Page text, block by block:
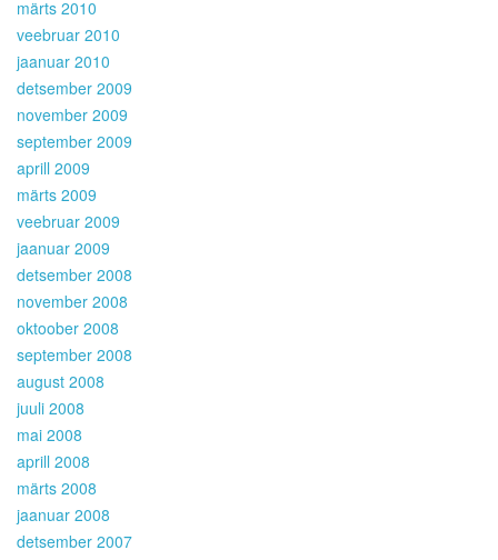
märts 2010
veebruar 2010
jaanuar 2010
detsember 2009
november 2009
september 2009
aprill 2009
märts 2009
veebruar 2009
jaanuar 2009
detsember 2008
november 2008
oktoober 2008
september 2008
august 2008
juuli 2008
mai 2008
aprill 2008
märts 2008
jaanuar 2008
detsember 2007